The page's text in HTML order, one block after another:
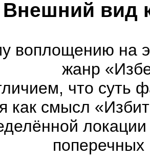
Внешний вид
воплощению на
жанр
что суть
как смысл